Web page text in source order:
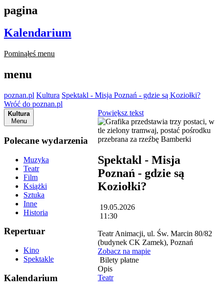
pagina
Kalendarium
Pominąłeś menu
menu
poznan.pl Kultura Spektakl - Misja Poznań - gdzie są Koziołki?
Wróć do poznan.pl
Kultura
Menu
Polecane wydarzenia
Muzyka
Teatr
Film
Książki
Sztuka
Inne
Historia
Repertuar
Kino
Spektakle
Kalendarium
Powiększ tekst
Spektakl - Misja
Poznań - gdzie są
Koziołki?
19.05.2026
11:30
Teatr Animacji, ul. Św. Marcin 80/82
(budynek CK Zamek), Poznań
Zobacz na mapie
Bilety płatne
Opis
Teatr